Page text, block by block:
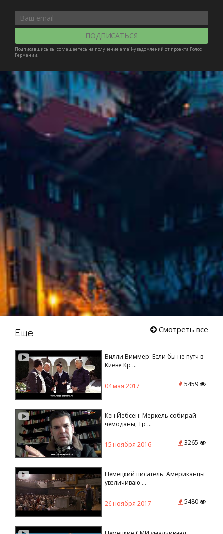
ПОДПИСАТЬСЯ
Подписавшись вы соглашаетесь на получение email-уведомлений от проекта Голос
Германии.
Еще Смотреть все
Вилли Виммер: Если бы не путч в
Киеве Кр ...
04 мая 2017 5459
Кен Йебсен: Меркель собирай
чемоданы, Тр ...
15 ноября 2016 3265
Немецкий писатель: Американцы
увеличиваю ...
26 ноября 2017 5480